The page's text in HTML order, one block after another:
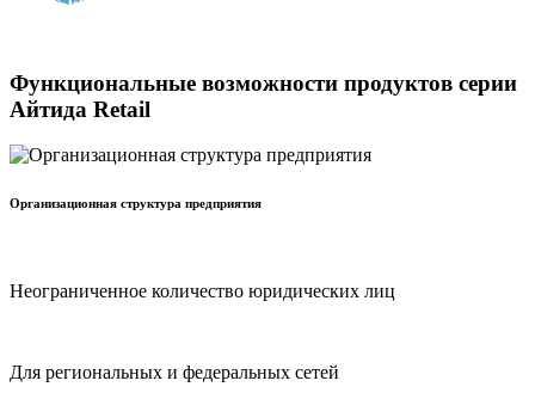
Функциональные возможности продуктов серии
Айтида Retail
Организационная структура предприятия
Неограниченное количество юридических лиц
Для региональных и федеральных сетей